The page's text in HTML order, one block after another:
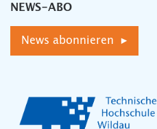
NEWS-ABO
News abonnieren ▸